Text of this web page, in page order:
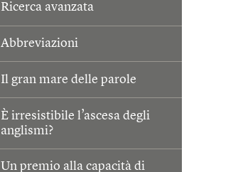
Ricerca avanzata
Abbreviazioni
Il gran mare delle parole
È irresistibile l’ascesa degli
anglismi?
Un premio alla capacità di